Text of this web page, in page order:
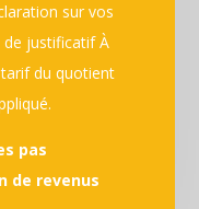
sur vos
de justificatif À
tarif du quotient
pas
de revenus